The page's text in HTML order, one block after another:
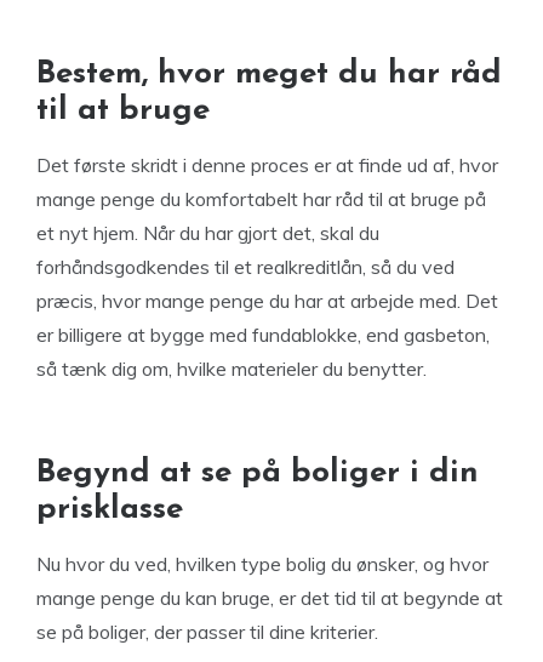
Bestem, hvor meget du har råd
til at bruge
Det første skridt i denne proces er at finde ud af, hvor
mange penge du komfortabelt har råd til at bruge på
et nyt hjem. Når du har gjort det, skal du
forhåndsgodkendes til et realkreditlån, så du ved
præcis, hvor mange penge du har at arbejde med. Det
er billigere at bygge med fundablokke, end gasbeton,
så tænk dig om, hvilke materieler du benytter.
Begynd at se på boliger i din
prisklasse
Nu hvor du ved, hvilken type bolig du ønsker, og hvor
mange penge du kan bruge, er det tid til at begynde at
se på boliger, der passer til dine kriterier.